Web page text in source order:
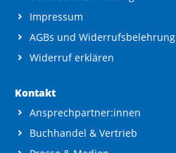
Impressum
AGBs und Widerrufsbelehrung
Widerruf erklären
Kontakt
Ansprechpartner:innen
Buchhandel & Vertrieb